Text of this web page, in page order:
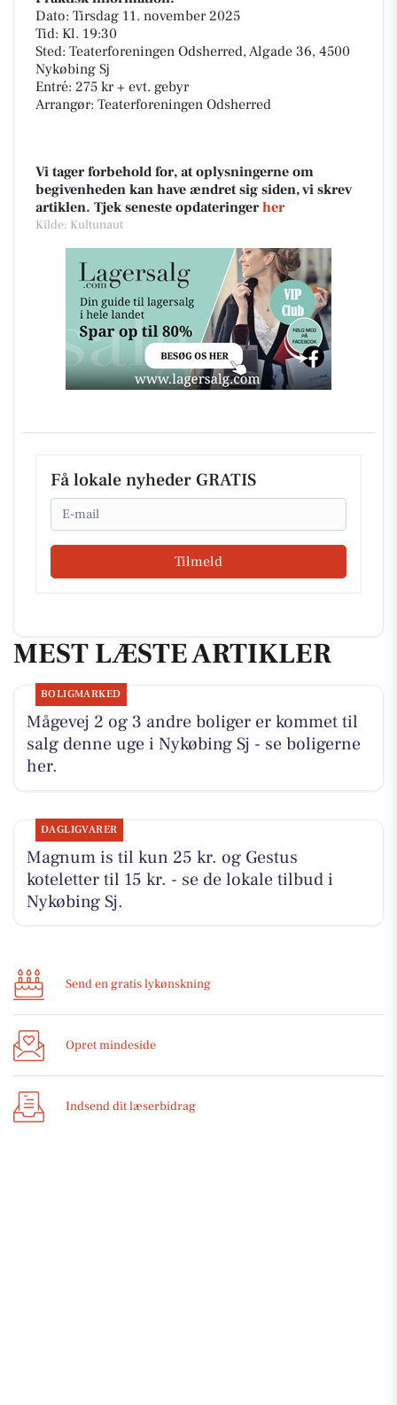
Dato: Tirsdag 11. november 2025
Tid: Kl. 19:30
Sted: Teaterforeningen Odsherred, Algade 36, 4500
Nykøbing Sj
Entré: 275 kr + evt. gebyr
Arrangør: Teaterforeningen Odsherred
Vi tager forbehold for, at oplysningerne om
begivenheden kan have ændret sig siden, vi skrev
artiklen. Tjek seneste opdateringer her
Kilde: Kultunaut
Få lokale nyheder GRATIS
Email
Tilmeld
MEST LÆSTE ARTIKLER
BOLIGMARKED
Mågevej 2 og 3 andre boliger er kommet til
salg denne uge i Nykøbing Sj - se boligerne
her.
DAGLIGVARER
Magnum is til kun 25 kr. og Gestus
koteletter til 15 kr. - se de lokale tilbud i
Nykøbing Sj.
Send en gratis lykønskning
Opret mindeside
Indsend dit læserbidrag